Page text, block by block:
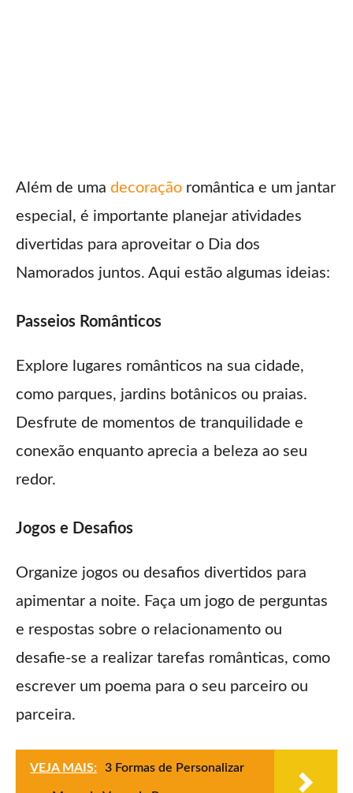
Além de uma decoração romântica e um jantar
especial, é importante planejar atividades
divertidas para aproveitar o Dia dos
Namorados juntos. Aqui estão algumas ideias:
Passeios Românticos
Explore lugares românticos na sua cidade,
como parques, jardins botânicos ou praias.
Desfrute de momentos de tranquilidade e
conexão enquanto aprecia a beleza ao seu
redor.
Jogos e Desafios
Organize jogos ou desafios divertidos para
apimentar a noite. Faça um jogo de perguntas
e respostas sobre o relacionamento ou
desafie-se a realizar tarefas românticas, como
escrever um poema para o seu parceiro ou
parceira.
VEJA MAIS: 3 Formas de Personalizar